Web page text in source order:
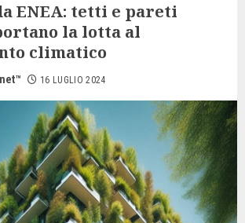
ENEA: tetti e pareti
la lotta al
climatico
16 LUGLIO 2024